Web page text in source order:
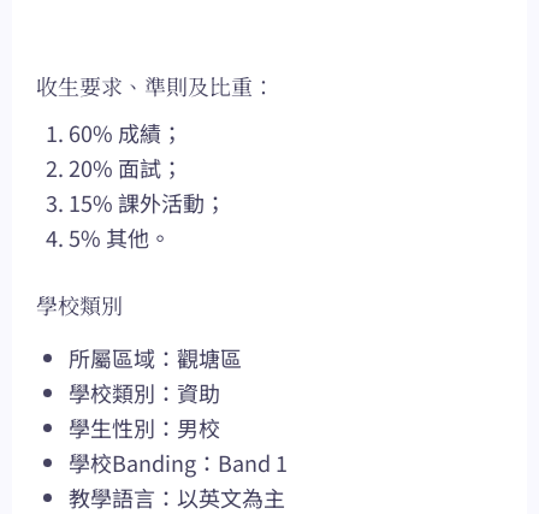
收生要求、準則及比重：
60% 成績；
20% 面試；
15% 課外活動；
5% 其他。
學校類別
所屬區域：觀塘區
學校類別：資助
學生性別：男校
學校Banding：Band 1
教學語言：以英文為主